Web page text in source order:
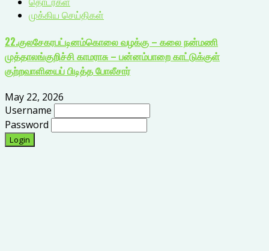
முக்கிய செய்திகள்
22.குலசேகரபட்டினம்கொலை வழக்கு – கலை நன்மணி
முத்தாலங்குறிச்சி காமராசு – பன்னம்பாறை காட்டுக்குள்
குற்றவாளியைப் பிடித்த போலீசார்
May 22, 2026
Username
Password